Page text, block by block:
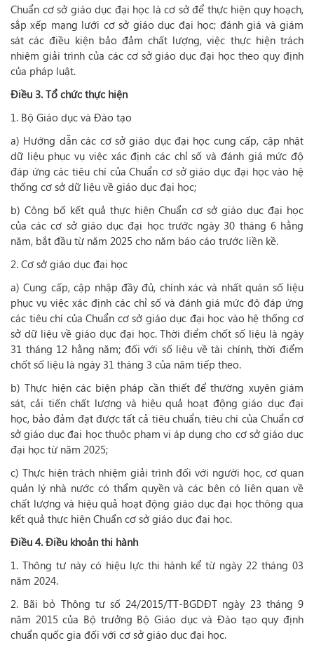
Chuẩn cơ sở giáo dục đại học là cơ sở để thực hiện quy hoạch,
sắp xếp mạng lưới cơ sở giáo dục đại học; đánh giá và giám
sát các điều kiện bảo đảm chất lượng, việc thực hiện trách
nhiệm giải trình của các cơ sở giáo dục đại học theo quy định
của pháp luật.
Điều 3. Tổ chức thực hiện
1. Bộ Giáo dục và Đào tạo
a) Hướng dẫn các cơ sở giáo dục đại học cung cấp, cập nhật
dữ liệu phục vụ việc xác định các chỉ số và đánh giá mức độ
đáp ứng các tiêu chí của Chuẩn cơ sở giáo dục đại học vào hệ
thống cơ sở dữ liệu về giáo dục đại học;
b) Công bố kết quả thực hiện Chuẩn cơ sở giáo dục đại học
của các cơ sở giáo dục đại học trước ngày 30 tháng 6 hằng
năm, bắt đầu từ năm 2025 cho năm báo cáo trước liền kề.
2. Cơ sở giáo dục đại học
a) Cung cấp, cập nhập đầy đủ, chính xác và nhất quán số liệu
phục vụ việc xác định các chỉ số và đánh giá mức độ đáp ứng
các tiêu chí của Chuẩn cơ sở giáo dục đại học vào hệ thống cơ
sở dữ liệu về giáo dục đại học. Thời điểm chốt số liệu là ngày
31 tháng 12 hằng năm; đối với số liệu về tài chính, thời điểm
chốt số liệu là ngày 31 tháng 3 của năm tiếp theo.
b) Thực hiện các biện pháp cần thiết để thường xuyên giám
sát, cải tiến chất lượng và hiệu quả hoạt động giáo dục đại
học, bảo đảm đạt được tất cả tiêu chuẩn, tiêu chí của Chuẩn cơ
sở giáo dục đại học thuộc phạm vi áp dụng cho cơ sở giáo dục
đại học từ năm 2025;
c) Thực hiện trách nhiệm giải trình đối với người học, cơ quan
quản lý nhà nước có thẩm quyền và các bên có liên quan về
chất lượng và hiệu quả hoạt động giáo dục đại học thông qua
kết quả thực hiện Chuẩn cơ sở giáo dục đại học.
Điều 4. Điều khoản thi hành
1. Thông tư này có hiệu lực thi hành kể từ ngày 22 tháng 03
năm 2024.
2. Bãi bỏ Thông tư số 24/2015/TT-BGDĐT ngày 23 tháng 9
năm 2015 của Bộ trưởng Bộ Giáo dục và Đào tạo quy định
chuẩn quốc gia đối với cơ sở giáo dục đại học.